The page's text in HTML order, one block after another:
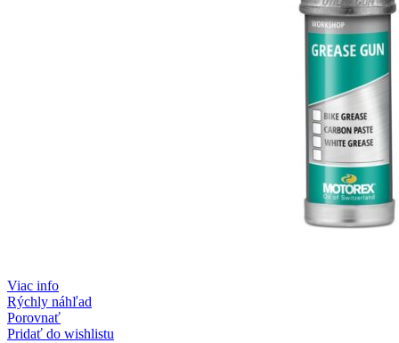
Viac info
Rýchly náhľad
Porovnať
Pridať do wishlistu